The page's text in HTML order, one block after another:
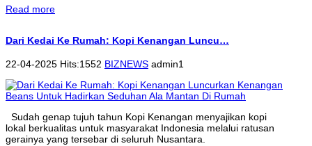
Read more
Dari Kedai Ke Rumah: Kopi Kenangan Luncu…
22-04-2025 Hits:1552 BIZNEWS admin1
Sudah genap tujuh tahun Kopi Kenangan menyajikan kopi
lokal berkualitas untuk masyarakat Indonesia melalui ratusan
gerainya yang tersebar di seluruh Nusantara.